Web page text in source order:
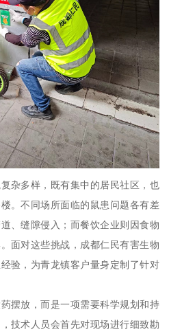
杂多样，既有集中的居民社区，也
。不同场所面临的鼠患问题各有差
、缝隙侵入；而餐饮企业则因食物
面对这些挑战，成都仁民有害生物
验，为青龙镇客户量身定制了针对
摆放，而是一项需要科学规划和持
技术人员会首先对现场进行细致勘